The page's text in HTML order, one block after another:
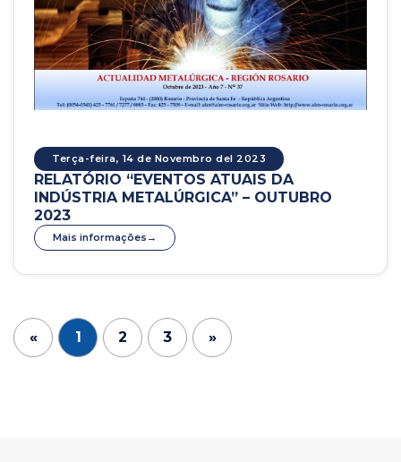
Terça-feira, 14 de Novembro del 2023
RELATÓRIO “EVENTOS ATUAIS DA
INDÚSTRIA METALÚRGICA” – OUTUBRO
2023
Mais informações
« 1 2 3 »